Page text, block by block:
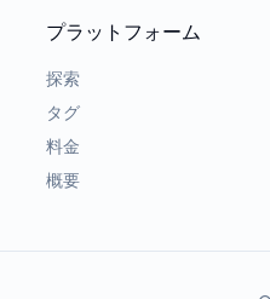
プラットフォーム
探索
タグ
料金
概要